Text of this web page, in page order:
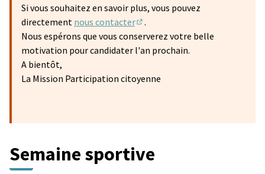
Si vous souhaitez en savoir plus, vous pouvez
directement nous contacter
(S'ouvre dans un nouvel onglet)
.
Nous espérons que vous conserverez votre belle
motivation pour candidater l'an prochain.
A bientôt,
La Mission Participation citoyenne
Semaine sportive